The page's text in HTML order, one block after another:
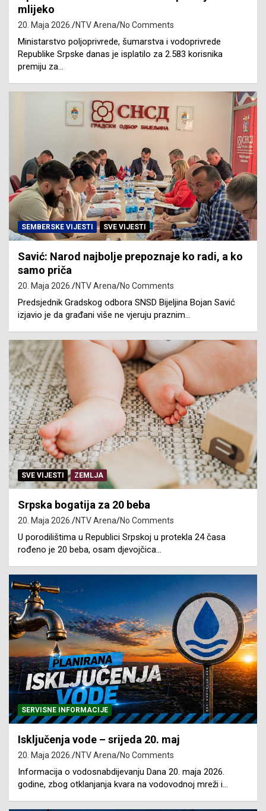
mlijeko
20. Maja 2026. NTV Arena No Comments
Ministarstvo poljoprivrede, šumarstva i vodoprivrede
Republike Srpske danas je isplatilo za 2.583 korisnika
premiju za…
SEMBERSKE VIJESTI SVE VIJESTI
Savić: Narod najbolje prepoznaje ko radi, a ko
samo priča
20. Maja 2026. NTV Arena No Comments
Predsjednik Gradskog odbora SNSD Bijeljina Bojan Savić
izjavio je da građani više ne vjeruju praznim…
SVE VIJESTI ZEMLJA
Srpska bogatija za 20 beba
20. Maja 2026. NTV Arena No Comments
U porodilištima u Republici Srpskoj u protekla 24 časa
rođeno je 20 beba, osam djevojčica…
SERVISNE INFORMACIJE
Isključenja vode – srijeda 20. maj
20. Maja 2026. NTV Arena No Comments
Informacija o vodosnabdijevanju Dana 20. maja 2026.
godine, zbog otklanjanja kvara na vodovodnoj mreži i…